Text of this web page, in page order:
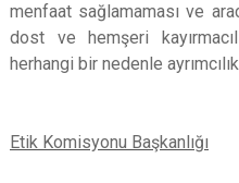
menfaat sağlamaması ve
dost ve hemşeri
herhangi bir nedenle
Etik Komisyonu Başkanlığı